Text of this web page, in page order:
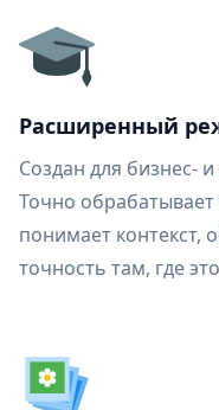
Расширенный
Создан для бизнес-
Точно
понимает контекст,
точность там, где